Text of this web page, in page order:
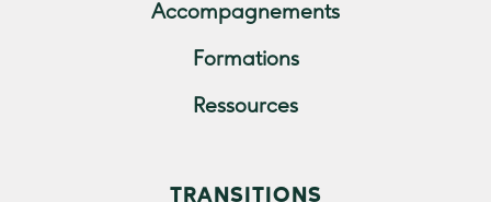
Accompagnements
Formations
Ressources
TRANSITIONS